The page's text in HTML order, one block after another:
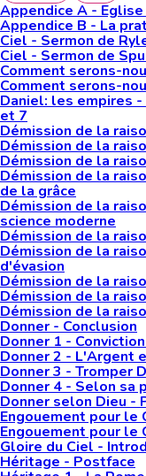
Appendice A -
Appendice B - La
Ciel - Sermon de
Ciel - Sermon de
Comment serons-
Comment serons-
Daniel: les empires
et 7
Démission de la
Démission de la
Démission de la
Démission de la
de la grâce
Démission de la
science moderne
Démission de la
Démission de la
d'évasion
Démission de la
Démission de la
Démission de la
Donner - Conclusion
Donner 1 -
Donner 2 - L'Argent
Donner 3 - Tromper
Donner 4 - Selon sa
Donner selon Dieu -
Engouement pour le
Engouement pour le
Gloire du Ciel -
Héritage - Postface